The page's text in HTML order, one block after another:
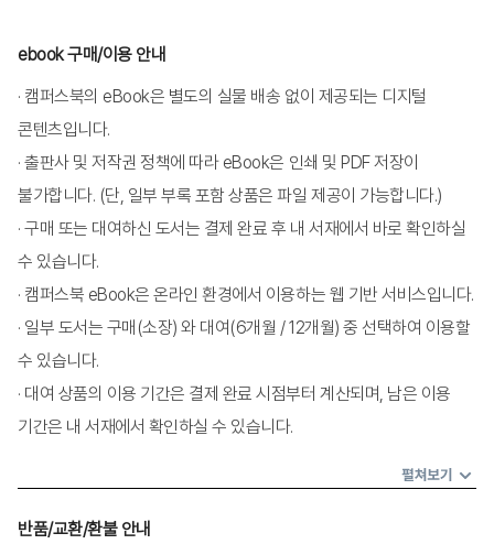
제2장 마케팅 측정 지표의 종류와 한계
1. 시장 점유율과 성장률
2. 고객 획득 측정 지표
3. 고객 관계 측정 지표
4. 고객 구매 측정 지표
5. 단순 고객 측정 기법: RFM 모형
제3장 고객 관계 관리와 고객 가치
1. 전통적 고객 측정 지표 이슈 분석
2. 고객 애널리틱스의 개념, 효과 그리고 한계
3. 고객 가치의 기본: 고객 생애 가치
4. 고객 가치의 목적과 주요 이슈
제4장 고객 생애 가치의 측정
ebook 구매/이용 안내
· 캠퍼스북의 eBook은 별도의 실물 배송 없이 제공되는 디지털
콘텐츠입니다.
· 출판사 및 저작권 정책에 따라 eBook은 인쇄 및 PDF 저장이
불가합니다. (단, 일부 부록 포함 상품은 파일 제공이 가능합니다.)
· 구매 또는 대여하신 도서는 결제 완료 후 내 서재에서 바로 확인하실
수 있습니다.
· 캠퍼스북 eBook은 온라인 환경에서 이용하는 웹 기반 서비스입니다.
· 일부 도서는 구매(소장) 와 대여(6개월 / 12개월) 중 선택하여 이용할
수 있습니다.
· 대여 상품의 이용 기간은 결제 완료 시점부터 계산되며, 남은 이용
기간은 내 서재에서 확인하실 수 있습니다.
펼쳐보기
반품/교환/환불 안내